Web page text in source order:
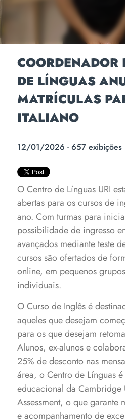
COORDENADOR
DE LÍNGUAS
MATRÍCULAS
ITALIANO
12/01/2026 - 657 exibições
O Centro de Línguas URI
abertas para os cursos de
ano. Com turmas para
possibilidade de ingresso
avançados mediante teste
cursos são ofertados de
online, em pequenos
individuais.
O Curso de Inglês é
aqueles que desejam
para os que desejam
Alunos, ex-alunos e
25% de desconto nas
área, o Centro de Línguas
educacional da Cambridge
Assessment, o que garante
e acompanhamento de